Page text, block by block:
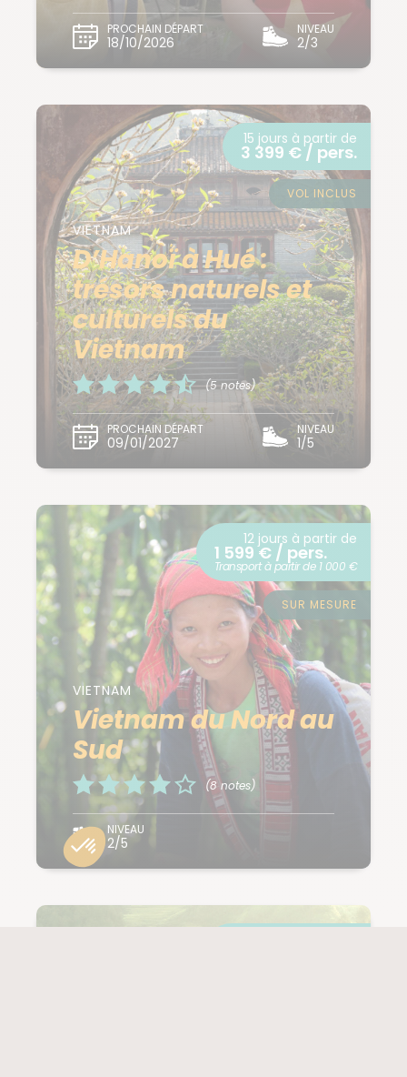
PROCHAIN DÉPART
18/10/2026
NIVEAU
2/3
VIETNAM
D’Hanoï à Hué :
trésors naturels et
culturels du
Vietnam
(5 notes)
PROCHAIN DÉPART
09/01/2027
NIVEAU
1/5
15 jours à partir de
3 399 € / pers.
VOL INCLUS
VIETNAM
Vietnam du Nord au
Sud
(8 notes)
NIVEAU
2/5
12 jours à partir de
1 599 € / pers.
Transport à partir de 1 000 €
SUR MESURE